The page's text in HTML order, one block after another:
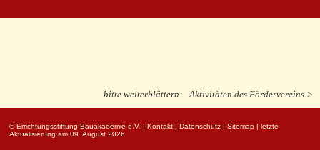
Aktivitäten des Fördervereins >
bitte weiterblättern:
© Errichtungsstiftung Bauakademie e.V. | Kontakt | Datenschutz | Sitemap | letzte
Aktualisierung am 09. August 2026